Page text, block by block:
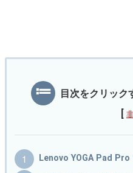
目次をクリッ
Lenovo YOGA Pad Pro